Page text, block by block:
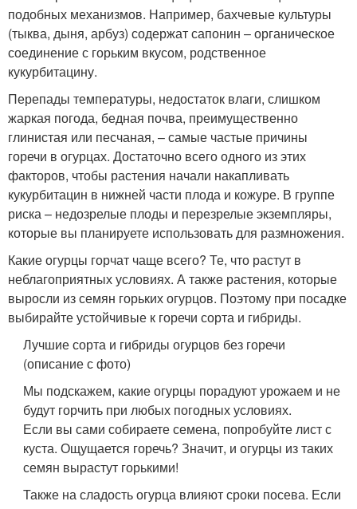
подобных механизмов. Например, бахчевые культуры
(тыква, дыня, арбуз) содержат сапонин – органическое
соединение с горьким вкусом, родственное
кукурбитацину.
Перепады температуры, недостаток влаги, слишком
жаркая погода, бедная почва, преимущественно
глинистая или песчаная, – самые частые причины
горечи в огурцах. Достаточно всего одного из этих
факторов, чтобы растения начали накапливать
кукурбитацин в нижней части плода и кожуре. В группе
риска – недозрелые плоды и перезрелые экземпляры,
которые вы планируете использовать для размножения.
Какие огурцы горчат чаще всего? Те, что растут в
неблагоприятных условиях. А также растения, которые
выросли из семян горьких огурцов. Поэтому при посадке
выбирайте устойчивые к горечи сорта и гибриды.
Лучшие сорта и гибриды огурцов без горечи
(описание с фото)
Мы подскажем, какие огурцы порадуют урожаем и не
будут горчить при любых погодных условиях.
Если вы сами собираете семена, попробуйте лист с
куста. Ощущается горечь? Значит, и огурцы из таких
семян вырастут горькими!
Также на сладость огурца влияют сроки посева. Если